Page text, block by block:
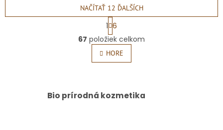
O
v
l
á
c
i
NAČÍTAŤ 12 ĎALŠÍCH
S
t
r
á
n
k
n
1 6
67 položiek celkom
HORE
Bio prírodná kozmetika